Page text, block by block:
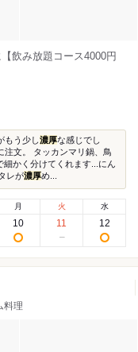
飲み放題コース4000円
もう少し濃厚な感じでし
注文。 タッカンマリ鍋、鳥
かく分けてくれます...にん
レが濃厚め...
月
10
火
11
水
12
料理